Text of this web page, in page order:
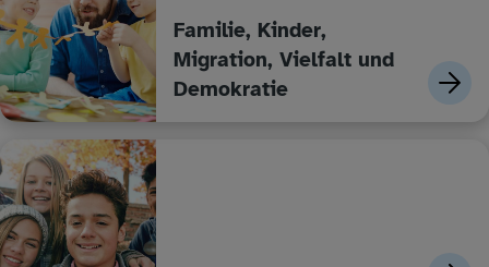
Familie, Kinder,
Migration, Vielfalt und
Demokratie